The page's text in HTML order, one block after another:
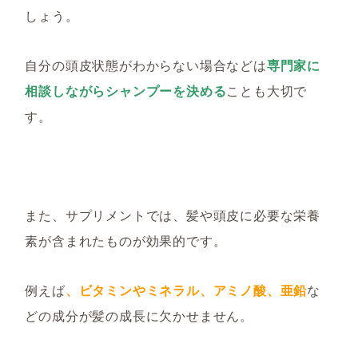
しょう。
自分の頭皮状態がわからない場合などは専門家に
相談しながらシャンプーを決めることも大切で
す。
また、サプリメントでは、髪や頭皮に必要な栄養
素が含まれたものが効果的です。
例えば、ビタミンやミネラル、アミノ酸、亜鉛な
どの成分が髪の成長に欠かせません。